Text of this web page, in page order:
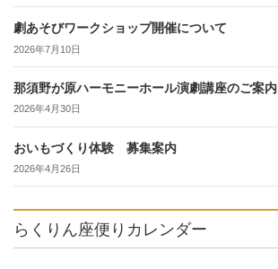
劇あそびワークショップ開催について
2026年7月10日
那須野が原ハーモニーホール演劇講座のご案内
2026年4月30日
おいもづくり体験 募集案内
2026年4月26日
らくりん座便りカレンダー